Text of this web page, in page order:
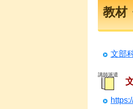
教材
文部
講師派遣